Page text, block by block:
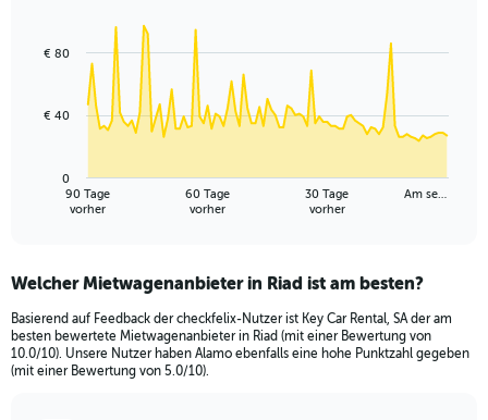
The
Range:
91
categories.
The
chart
90 Tage
vorher
60 Tage
vorher
30 Tage
vorher
Am se…
0
€ 40
€ 80
Welcher Mietwagenanbieter in Riad ist am besten?
Basierend auf Feedback der checkfelix-Nutzer ist Key Car Rental, SA der am
besten bewertete Mietwagenanbieter in Riad (mit einer Bewertung von
10.0/10). Unsere Nutzer haben Alamo ebenfalls eine hohe Punktzahl gegeben
(mit einer Bewertung von 5.0/10).